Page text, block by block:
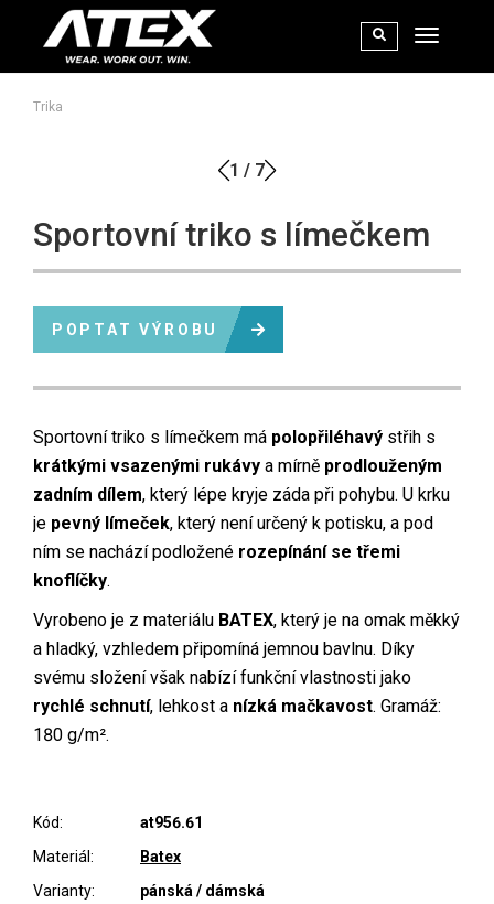
Sportovní triko s límečkem
POPTAT VÝROBU
Sportovní triko s límečkem má polopřiléhavý střih s
krátkými vsazenými rukávy a mírně prodlouženým
zadním dílem, který lépe kryje záda při pohybu. U krku
je pevný límeček, který není určený k potisku, a pod
ním se nachází podložené rozepínání se třemi
knoflíčky.
Vyrobeno je z materiálu BATEX, který je na omak měkký
a hladký, vzhledem připomíná jemnou bavlnu. Díky
svému složení však nabízí funkční vlastnosti jako
rychlé schnutí, lehkost a nízká mačkavost. Gramáž:
180 g/m².
Kód:
at956.61
Materiál:
Batex
Varianty:
pánská / dámská
Trika
1 / 7